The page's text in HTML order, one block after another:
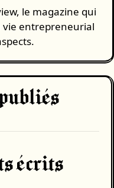
le magazine qui
vie entrepreneurial
écrits